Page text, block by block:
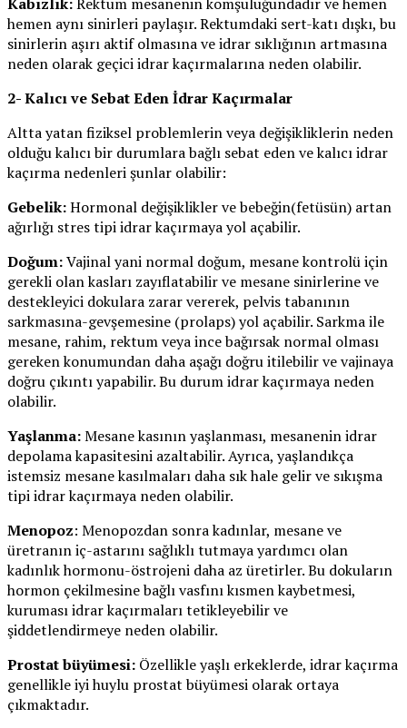
hemen aynı sinirleri paylaşır. Rektumdaki sert-katı dışkı, bu
sinirlerin aşırı aktif olmasına ve idrar sıklığının artmasına
neden olarak geçici idrar kaçırmalarına neden olabilir.
2- Kalıcı ve Sebat Eden İdrar Kaçırmalar
Altta yatan fiziksel problemlerin veya değişikliklerin neden
olduğu kalıcı bir durumlara bağlı sebat eden ve kalıcı idrar
kaçırma nedenleri şunlar olabilir:
Gebelik:Hormonal değişiklikler ve bebeğin(fetüsün) artan
ağırlığı stres tipi idrar kaçırmaya yol açabilir.
Doğum:Vajinal yani normal doğum, mesane kontrolü için
gerekli olan kasları zayıflatabilir ve mesane sinirlerine ve
destekleyici dokulara zarar vererek, pelvis tabanının
sarkmasına-gevşemesine (prolaps) yol açabilir. Sarkma ile
mesane, rahim, rektum veya ince bağırsak normal olması
gereken konumundan daha aşağı doğru itilebilir ve vajinaya
doğru çıkıntı yapabilir. Bu durum idrar kaçırmaya neden
olabilir.
Yaşlanma:Mesane kasının yaşlanması, mesanenin idrar
depolama kapasitesini azaltabilir. Ayrıca, yaşlandıkça
istemsiz mesane kasılmaları daha sık hale gelir ve sıkışma
tipi idrar kaçırmaya neden olabilir.
Menopoz: Menopozdan sonra kadınlar, mesane ve
üretranın iç-astarını sağlıklı tutmaya yardımcı olan
kadınlık hormonu-östrojeni daha az üretirler. Bu dokuların
hormon çekilmesine bağlı vasfını kısmen kaybetmesi,
kuruması idrar kaçırmaları tetikleyebilir ve
şiddetlendirmeye neden olabilir.
Prostat büyümesi: Özellikle yaşlı erkeklerde, idrar kaçırma
genellikle iyi huylu prostat büyümesi olarak ortaya
çıkmaktadır.